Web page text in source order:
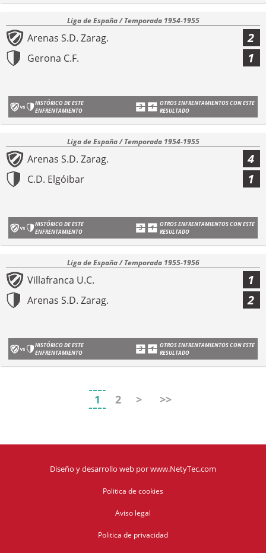
Liga de España / Temporada 1954-1955
Arenas S.D. Zarag. 2
Gerona C.F. 1
HISTÓRICO DE ESTE
ENFRENTAMIENTO
OTROS ENFRENTAMIENTOS CON ESTE
RESULTADO
Liga de España / Temporada 1954-1955
Arenas S.D. Zarag. 4
C.D. Elgóibar 1
HISTÓRICO DE ESTE
ENFRENTAMIENTO
OTROS ENFRENTAMIENTOS CON ESTE
RESULTADO
Liga de España / Temporada 1955-1956
Villafranca U.C. 1
Arenas S.D. Zarag. 2
HISTÓRICO DE ESTE
ENFRENTAMIENTO
OTROS ENFRENTAMIENTOS CON ESTE
RESULTADO
1 2 > >>
Diseño y desarrollo web porwww.NetyTec.com
Politica de cookies
Aviso legal
Politica de privacidad